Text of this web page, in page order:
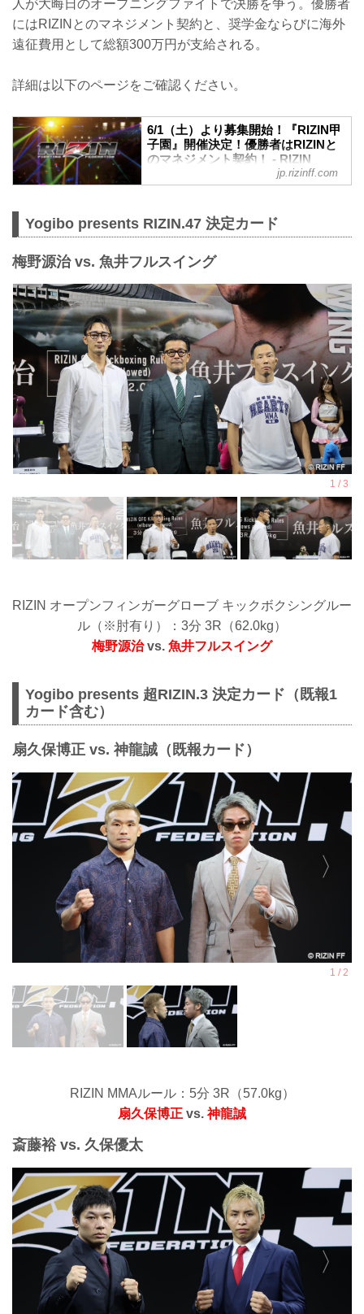
人が大晦日のオープニングファイトで決勝を争う。優勝者
にはRIZINとのマネジメント契約と、奨学金ならびに海外
遠征費用として総額300万円が支給される。
詳細は以下のページをご確認ください。
6/1（土）より募集開始！『RIZIN甲
子園』開催決定！優勝者はRIZINと
のマネジメント契約！ - RIZIN
FIGHTING FEDERATION オフィシ
ャルサイト
新プロジェクト『RIZIN甲子園』が始動！
RIZIN甲子園 概要
RIZINのリングで活躍する選手を発掘する
新プロジェクト。トライアウトを経て決
勝トーナメントを行います。
決勝戦はなんと、2024年大晦日のRIZIN
のオープニングファイトで実施！
そして優勝者はRIZINとのマネジメント契
約を結ぶことが出来るぞ！
募集期間
2024年6月1日（土）〜6月30日（日）
応募条件
項目 条件
性別 男性のみ
年齢 15歳以上、18歳以下の男子
体重 ...
jp.rizinff.com
Yogibo presents RIZIN.47 決定カード
梅野源治 vs. 魚井フルスイング
RIZIN オープンフィンガーグローブ キックボクシングルー
ル（※肘有り）：3分 3R（62.0kg）
梅野源治vs. 魚井フルスイング
Yogibo presents 超RIZIN.3 決定カード（既報1
カード含む）
扇久保博正 vs. 神龍誠（既報カード）
RIZIN MMAルール：5分 3R（57.0kg）
扇久保博正 vs.神龍誠
斎藤裕 vs. 久保優太